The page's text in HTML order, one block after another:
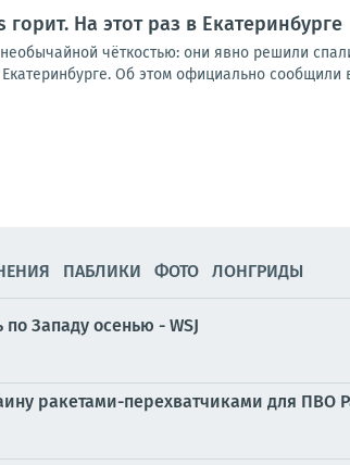
На этот раз в Екатеринбурге
чёткостью: они явно решили
Об этом официально сообщили
ПАБЛИКИ ФОТО ЛОНГРИДЫ
Западу осенью - WSJ
ракетами-перехватчиками для